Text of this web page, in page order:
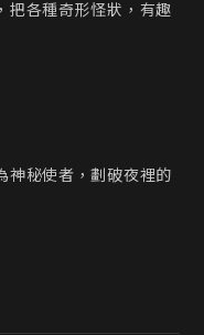
把各種奇形怪狀，有趣
神秘使者，劃破夜裡的